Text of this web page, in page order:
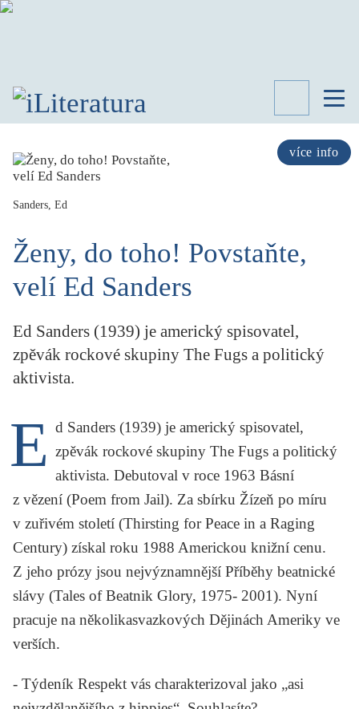
více info
TÉMATA
LITERATURY
PŘEHLED
PORTRÉT
SLOUPEK
ILIGLOSA
Sanders, Ed
Ženy, do toho! Povstaňte,
velí Ed Sanders
Ed Sanders (1939) je americký spisovatel,
zpěvák rockové skupiny The Fugs a politický
aktivista.
E d Sanders (1939) je americký spisovatel,
zpěvák rockové skupiny The Fugs a politický
aktivista. Debutoval v roce 1963 Básní
z vězení (Poem from Jail). Za sbírku Žízeň po míru
v zuřivém století (Thirsting for Peace in a Raging
Century) získal roku 1988 Americkou knižní cenu.
Z jeho prózy jsou nejvýznamnější Příběhy beatnické
slávy (Tales of Beatnik Glory, 1975- 2001). Nyní
pracuje na několikasvazkových Dějinách Ameriky ve
verších.
- Týdeník Respekt vás charakterizoval jako „asi